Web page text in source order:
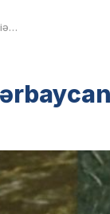
Nikol: Bir də xəbər tutduq ki, Azərbaycan müdafiəni yardı